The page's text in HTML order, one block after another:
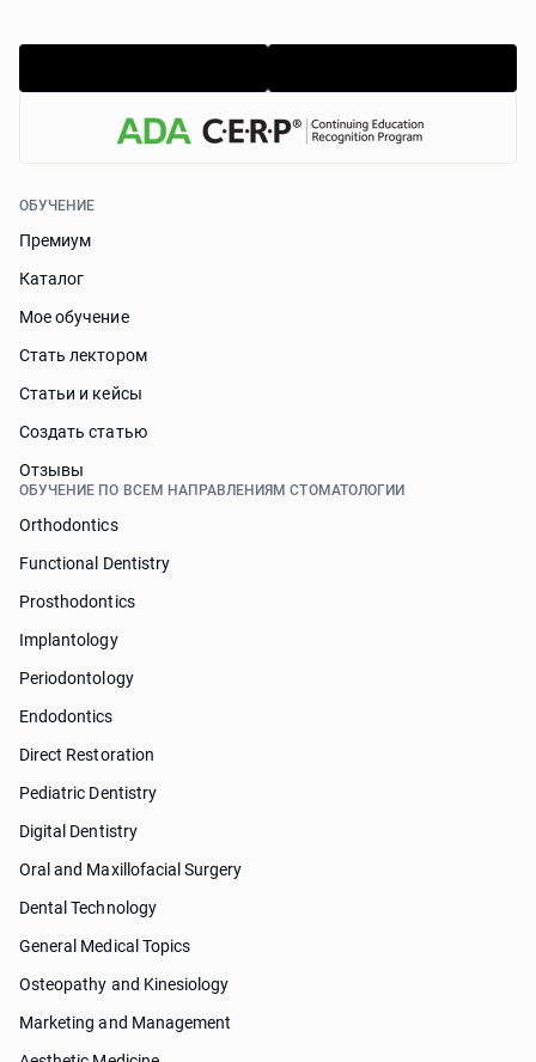
ОБУЧЕНИЕ
Премиум
Каталог
Мое обучение
Стать лектором
Статьи и кейсы
Cоздать статью
Отзывы
ОБУЧЕНИЕ ПО ВСЕМ НАПРАВЛЕНИЯМ СТОМАТОЛОГИИ
Orthodontics
Functional Dentistry
Prosthodontics
Implantology
Periodontology
Endodontics
Direct Restoration
Pediatric Dentistry
Digital Dentistry
Oral and Maxillofacial Surgery
Dental Technology
General Medical Topics
Osteopathy and Kinesiology
Marketing and Management